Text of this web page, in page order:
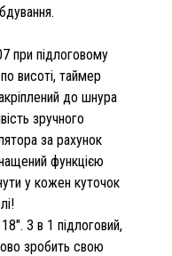
при підлоговому
висоті, таймер
до шнура
зручного
за рахунок
функцією
у кожен куточок
3 в 1 підлоговий,
зробить свою